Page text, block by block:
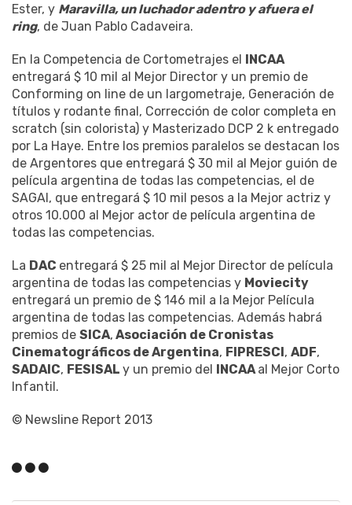
Ester, y Maravilla, un luchador adentro y afuera el
ring, de Juan Pablo Cadaveira.
En la Competencia de Cortometrajes el INCAA
entregará $ 10 mil al Mejor Director y un premio de
Conforming on line de un largometraje, Generación de
títulos y rodante final, Corrección de color completa en
scratch (sin colorista) y Masterizado DCP 2 k entregado
por La Haye. Entre los premios paralelos se destacan los
de Argentores que entregará $ 30 mil al Mejor guión de
película argentina de todas las competencias, el de
SAGAI, que entregará $ 10 mil pesos a la Mejor actriz y
otros 10.000 al Mejor actor de película argentina de
todas las competencias.
La DAC entregará $ 25 mil al Mejor Director de película
argentina de todas las competencias y Moviecity
entregará un premio de $ 146 mil a la Mejor Película
argentina de todas las competencias. Además habrá
premios de SICA, Asociación de Cronistas
Cinematográficos de Argentina, FIPRESCI, ADF,
SADAIC, FESISAL y un premio del INCAA al Mejor Corto
Infantil.
© Newsline Report 2013